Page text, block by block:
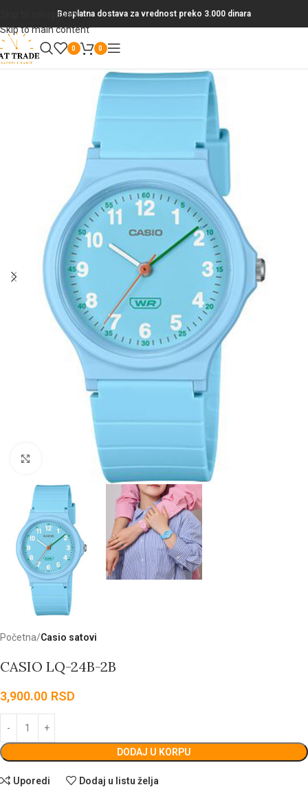
Skip to navigation
Skip to main content
Besplatna dostava za vrednost preko 3.000 dinara
0 0
Click to enlarge
Početna Casio satovi
CASIO LQ-24B-2B
3,900.00 RSD
DODAJ U KORPU
Uporedi Dodaj u listu želja